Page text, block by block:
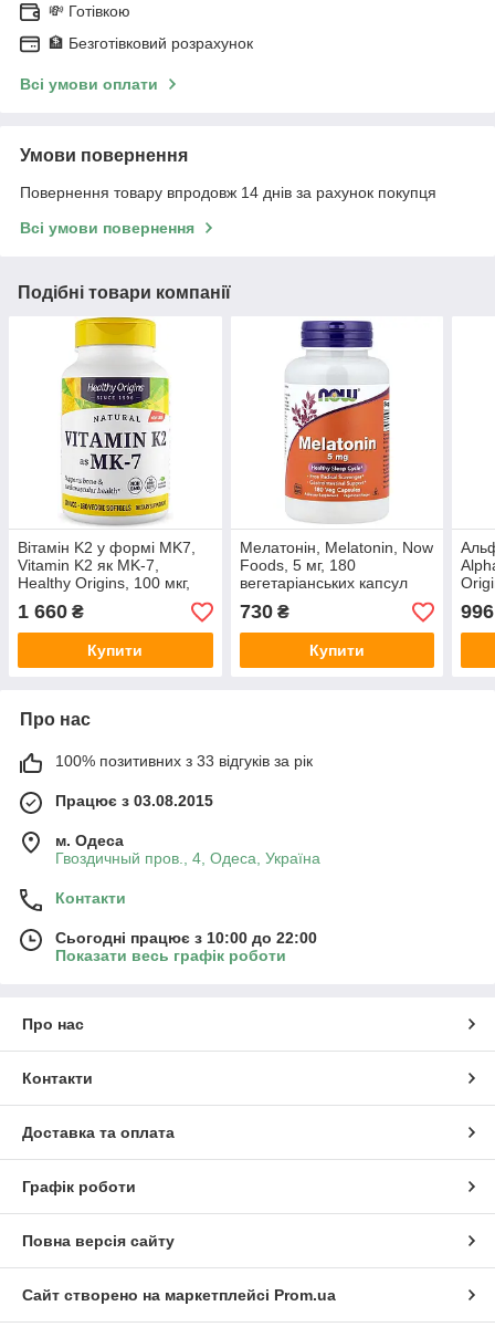
💸 Готівкою
🏦 Безготівковий розрахунок
Всі умови оплати
Умови повернення
Повернення товару впродовж 14 днів за рахунок покупця
Всі умови повернення
Подібні товари компанії
Вітамін K2 у формі MK7,
Vitamin K2 як MK-7,
Healthy Origins, 100 мкг,
180 вегетаріанських
м'яких капсул
1 660 ₴
Купити
Мелатонін, Melatonin, Now
Foods, 5 мг, 180
вегетаріанських капсул
730₴
Купити
996
Про нас
100% позитивних з 33 відгуків за рік
Працює з 03.08.2015
м. Одеса
Гвоздичный пров., 4, Одеса, Україна
Контакти
Сьогодні працює з 10:00 до 22:00
Показати весь графік роботи
Про нас
Контакти
Доставка та оплата
Графік роботи
Повна версія сайту
Сайт створено на маркетплейсі Prom.ua